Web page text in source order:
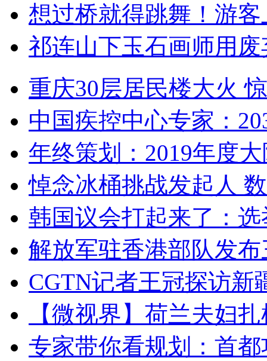
想过桥就得跳舞！游客
祁连山下玉石画师用
重庆30层居民楼大火
中国疾控中心专家：
年终策划：2019年度
悼念冰桶挑战发起人
韩国议会打起来了：
解放军驻香港部队发
CGTN记者王冠探访新
【微视界】荷兰夫妇
专家带你看规划：首